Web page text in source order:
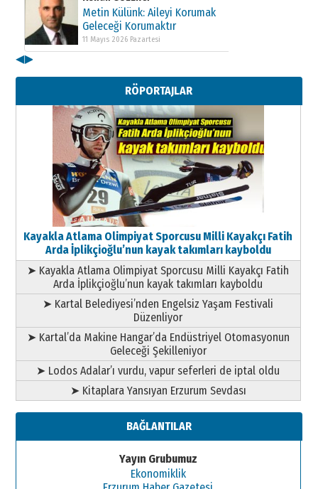
Metin Külünk: Aileyi Korumak
Geleceği Korumaktır
11 Mayıs 2026 Pazartesi
Metin Külünk: Aileyi Korumak
Geleceği Korumaktır
11 Mayıs 2026 Pazartesi
◀▶
RÖPORTAJLAR
Kayakla Atlama Olimpiyat Sporcusu Milli Kayakçı Fatih
Arda İplikçioğlu’nun kayak takımları kayboldu
➤ Kayakla Atlama Olimpiyat Sporcusu Milli Kayakçı Fatih
Arda İplikçioğlu’nun kayak takımları kayboldu
➤ Kartal Belediyesi’nden Engelsiz Yaşam Festivali
Düzenliyor
➤ Kartal’da Makine Hangar’da Endüstriyel Otomasyonun
Geleceği Şekilleniyor
➤ Lodos Adalar’ı vurdu, vapur seferleri de iptal oldu
➤ Kitaplara Yansıyan Erzurum Sevdası
BAĞLANTILAR
Yayın Grubumuz
Ekonomiklik